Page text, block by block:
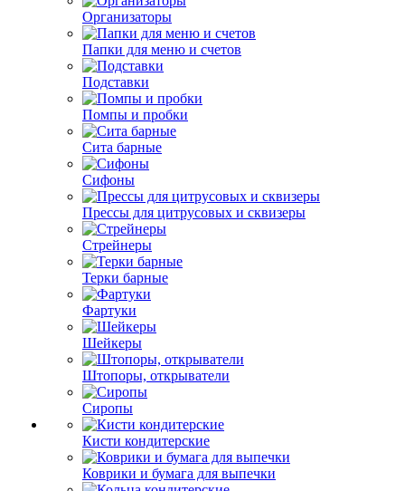
Организаторы
Папки для меню и счетов
Подставки
Помпы и пробки
Сита барные
Сифоны
Прессы для цитрусовых и сквизеры
Стрейнеры
Терки барные
Фартуки
Шейкеры
Штопоры, открыватели
Сиропы
Кисти кондитерские
Коврики и бумага для выпечки